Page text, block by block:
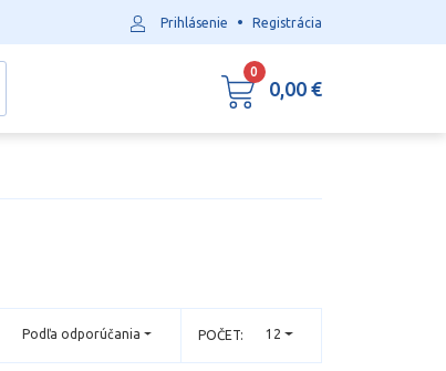
POČET: 12
Podľa odporúčania
Prihlásenie • Registrácia
0
0,00 €